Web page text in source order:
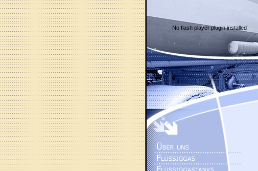
No flash player plugin installed